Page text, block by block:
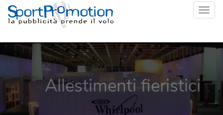
Allestimenti fieristici